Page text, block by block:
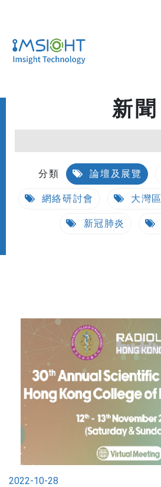
新聞
分類 論壇及展覽
網絡研討會 大灣區
新冠肺炎
2022-10-28